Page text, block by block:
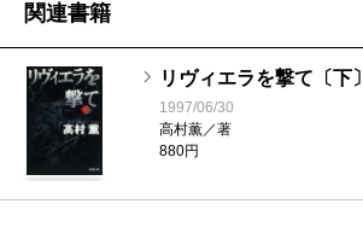
関連書籍
リヴィエラを撃て〔下〕
1997/06/30
高村薫／著
880円